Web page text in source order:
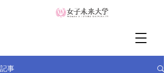
記事